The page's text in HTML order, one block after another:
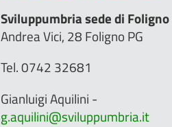
Sviluppumbria sede di Foligno
Andrea Vici, 28 Foligno PG
Tel. 0742 32681
Gianluigi Aquilini -
g.aquilini@sviluppumbria.it